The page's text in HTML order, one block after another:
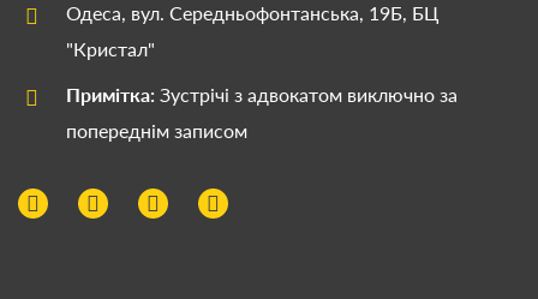
Одеса, вул. Середньофонтанська, 19Б, БЦ
"Кристал"
Примітка: Зустрічі з адвокатом виключно за
попереднім записом